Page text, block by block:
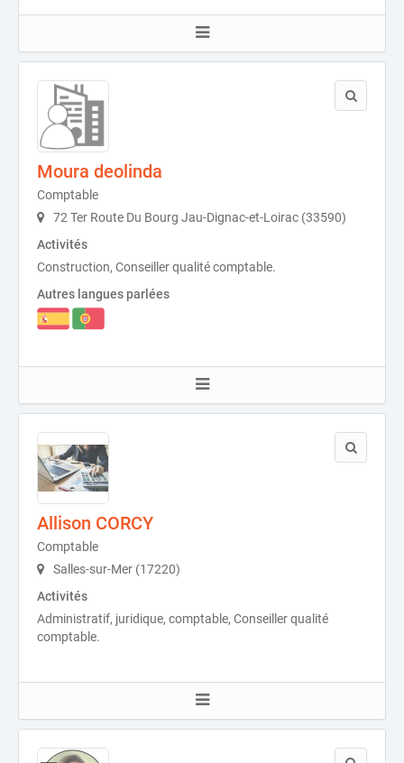
Moura deolinda
Comptable
72 Ter Route Du Bourg Jau-Dignac-et-Loirac (33590)
Activités
Construction, Conseiller qualité comptable.
Autres langues parlées
Allison CORCY
Comptable
Salles-sur-Mer (17220)
Activités
Administratif, juridique, comptable, Conseiller qualité
comptable.